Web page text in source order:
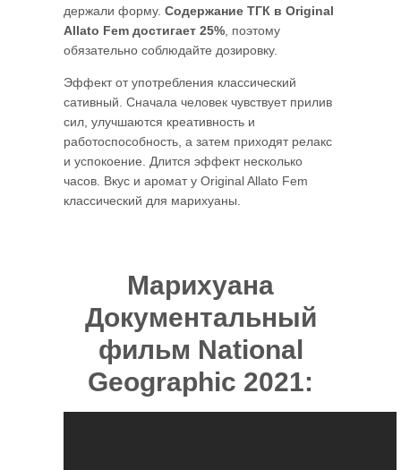
держали форму. Содержание ТГК в Original
Allato Fem достигает 25%, поэтому
обязательно соблюдайте дозировку.
Эффект от употребления классический
сативный. Сначала человек чувствует прилив
сил, улучшаются креативность и
работоспособность, а затем приходят релакс
и успокоение. Длится эффект несколько
часов. Вкус и аромат у Original Allato Fem
классический для марихуаны.
Марихуана
Документальный
фильм National
Geographic 2021: